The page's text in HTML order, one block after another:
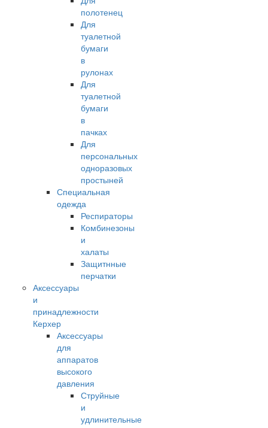
полотенец
Для
туалетной
бумаги
в
рулонах
Для
туалетной
бумаги
в
пачках
Для
персональных
одноразовых
простыней
Специальная
одежда
Респираторы
Комбинезоны
и
халаты
Защитнные
перчатки
Аксессуары
и
принадлежности
Керхер
Аксессуары
для
аппаратов
высокого
давления
Струйные
и
удлинительные